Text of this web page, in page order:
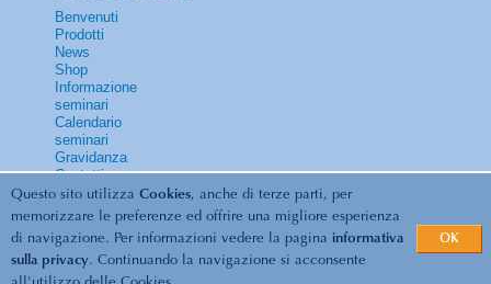
Questo sito utilizza Cookies, anche di terze parti, per
memorizzare le preferenze ed offrire una migliore esperienza
di navigazione. Per informazioni vedere la pagina informativa
sulla privacy. Continuando la navigazione si acconsente
OK
Benvenuti
Prodotti
News
Shop
Informazione
seminari
Calendario
seminari
Gravidanza
Contatti
© 2026 Biolyt | Energia vitale... e benessere... /